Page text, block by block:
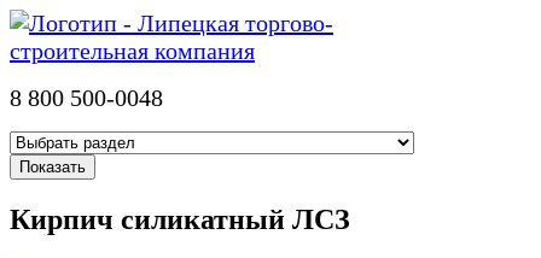
8 800 500-0048
Кирпич силикатный ЛСЗ